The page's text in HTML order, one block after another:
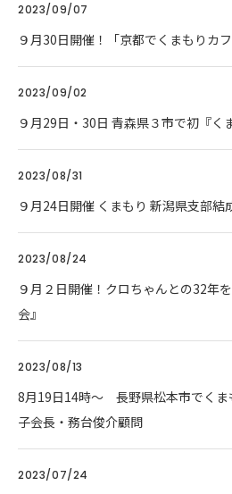
2023/09/07
９月30日開催！「京都でくまもりカ
2023/09/02
９月29日・30日 青森県３市で初『く
2023/08/31
９月24日開催 くまもり 新潟県支部結
2023/08/24
９月２日開催！クロちゃんとの32年
会』
2023/08/13
8月19日14時～ 長野県松本市でく
子会長・務台俊介顧問
2023/07/24